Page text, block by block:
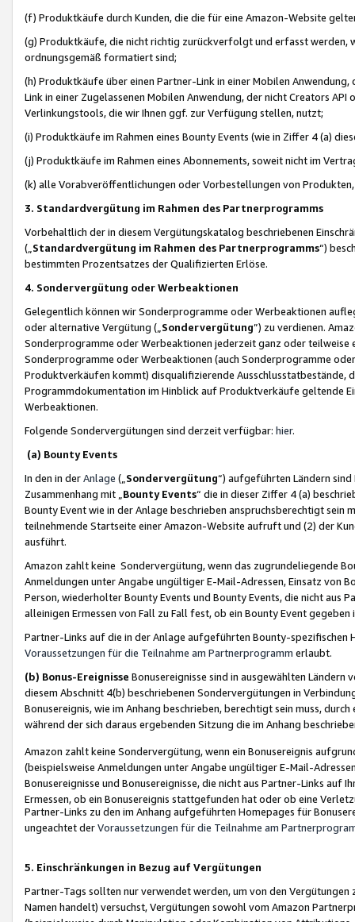
(f) Produktkäufe durch Kunden, die die für eine Amazon-Website
(g) Produktkäufe, die nicht richtig zurückverfolgt und erfasst werden,
ordnungsgemäß formatiert sind;
(h) Produktkäufe über einen Partner-Link in einer Mobilen
Link in einer Zugelassenen Mobilen Anwendung, der nicht Creators
Verlinkungstools, die wir Ihnen ggf. zur Verfügung stellen, nutzt;
(i) Produktkäufe im Rahmen eines Bounty Events (wie in Ziffer 4 (a)
(j) Produktkäufe im Rahmen eines Abonnements, soweit nicht im
(k) alle Vorabveröffentlichungen oder Vorbestellungen von
3. Standardvergütung im Rahmen des Partnerprogramms
Vorbehaltlich der in diesem Vergütungskatalog beschriebenen
(„ Standardvergütung im Rahmen des Partnerprogramms“)
bestimmten Prozentsatzes der Qualifizierten Erlöse.
4. Sondervergütung oder Werbeaktionen
Gelegentlich können wir Sonderprogramme oder Werbeaktionen
oder alternative Vergütung („ Sondervergütung”) zu verdienen.
Sonderprogramme oder Werbeaktionen jederzeit ganz oder
Sonderprogramme oder Werbeaktionen (auch Sonderprogramme
Produktverkäufen kommt) disqualifizierende Ausschlusstatbestände,
Programmdokumentation im Hinblick auf Produktverkäufe geltende
Werbeaktionen.
Folgende Sondervergütungen sind derzeit verfügbar: hier.
(a) Bounty Events
In den in derAnlage („ Sondervergütung“) aufgeführten Ländern
Zusammenhang mit „ Bounty Events“ die in dieser Ziffer 4 (a)
Bounty Event wie in der Anlage beschrieben anspruchsberechtigt sein
teilnehmende Startseite einer Amazon-Website aufruft und (2) der
ausführt.
Amazon zahlt keine Sondervergütung, wenn das zugrundeliegende
Anmeldungen unter Angabe ungültiger E-Mail-Adressen, Einsatz von
Person, wiederholter Bounty Events und Bounty Events, die nicht
alleinigen Ermessen von Fall zu Fall fest, ob ein Bounty Event
Partner-Links auf die in der Anlage aufgeführten Bounty-spezifischen
Voraussetzungen für die Teilnahme am Partnerprogramm erlaubt.
(b) Bonus-Ereignisse Bonusereignisse sind in ausgewählten Ländern
diesem Abschnitt 4(b) beschriebenen Sondervergütungen in
Bonusereignis, wie im Anhang beschrieben, berechtigt sein muss,
während der sich daraus ergebenden Sitzung die im Anhang
Amazon zahlt keine Sondervergütung, wenn ein Bonusereignis
(beispielsweise Anmeldungen unter Angabe ungültiger E-Mail-
Bonusereignisse und Bonusereignisse, die nicht aus Partner-Links auf
Ermessen, ob ein Bonusereignis stattgefunden hat oder ob eine
Partner-Links zu den im Anhang aufgeführten Homepages für
ungeachtet derVoraussetzungen für die Teilnahme am
5. Einschränkungen in Bezug auf Vergütungen
Partner-Tags sollten nur verwendet werden, um von den
Namen handelt) versuchst, Vergütungen sowohl vom Amazon